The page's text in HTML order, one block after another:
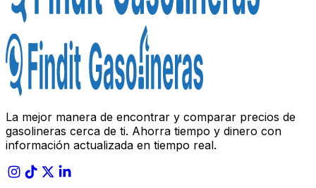
La mejor manera de encontrar y comparar precios de
gasolineras cerca de ti. Ahorra tiempo y dinero con
información actualizada en tiempo real.